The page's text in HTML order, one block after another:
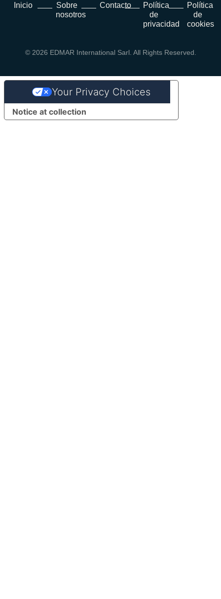
Inicio
Sobre
nosotros
Contacto
Política
de
privacidad
Política
de
cookies
© 2026 EDMAR International Sarl. All Rights Reserved.
Notice at collection
Your Privacy Choices